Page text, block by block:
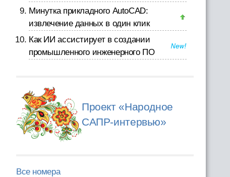
Минутка прикладного AutoCAD:
извлечение данных в один клик
Как ИИ ассистирует в создании
промышленного инженерного ПО
Проект «Народное
САПР-интервью»
Все номера